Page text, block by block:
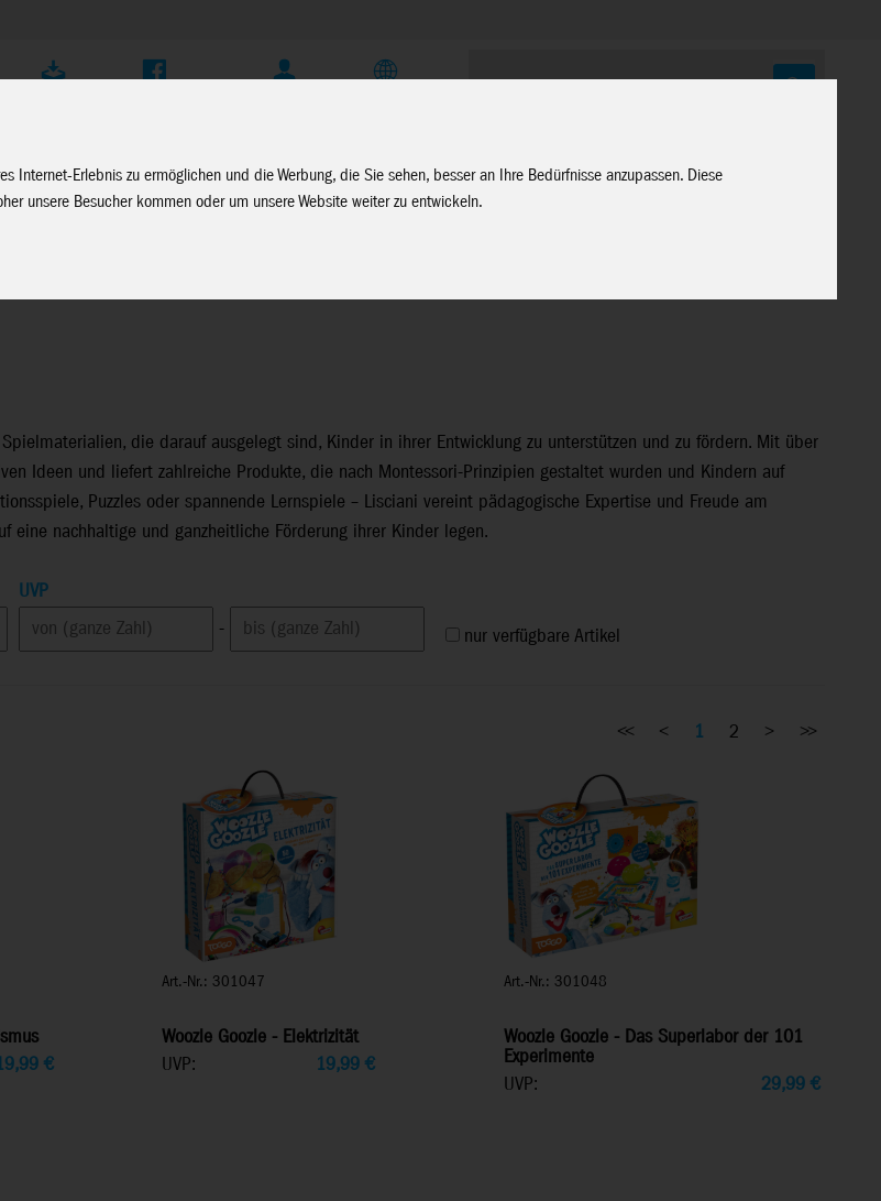
Internet-Erlebnis zu ermöglichen und die Werbung, die Sie sehen, besser an Ihre Bedürfnisse anzupassen. Diese
unsere Besucher kommen oder um unsere Website weiter zu entwickeln.
die darauf ausgelegt sind, Kinder in ihrer Entwicklung zu unterstützen und zu fördern. Mit über
Ideen und liefert zahlreiche Produkte, die nach Montessori-Prinzipien gestaltet wurden und Kindern auf
Puzzles oder spannende Lernspiele – Lisciani vereint pädagogische Expertise und Freude am
nachhaltige und ganzheitliche Förderung ihrer Kinder legen.
UVP
-
nur verfügbare Artikel
€
Art.-Nr.: 301047
Woozle Goozle - Elektrizität
UVP:
19,99 €
Art.-Nr.: 301048
Woozle Goozle - Das Superlabor der 101
Experimente
UVP:
29,99€
<< < 1 2 > >>